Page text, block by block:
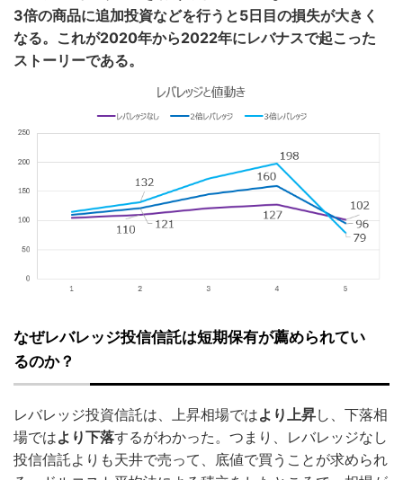
3倍の商品に追加投資などを行うと5日目の損失が大きく
なる。これが2020年から2022年にレバナスで起こった
ストーリーである。
なぜレバレッジ投信信託は短期保有が薦められてい
るのか？
レバレッジ投資信託は、上昇相場ではより上昇し、下落相
場ではより下落するがわかった。つまり、レバレッジなし
投信信託よりも天井で売って、底値で買うことが求められ